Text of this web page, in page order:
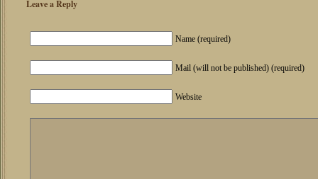
Leave a Reply
Name (required)
Mail (will not be published) (required)
Website